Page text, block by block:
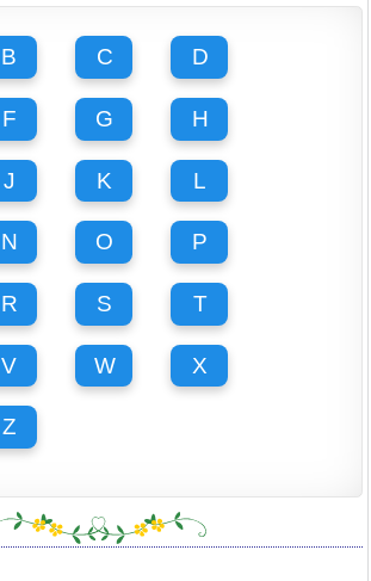
B C D
F G H
J K L
N O P
R S T
V W X
Z